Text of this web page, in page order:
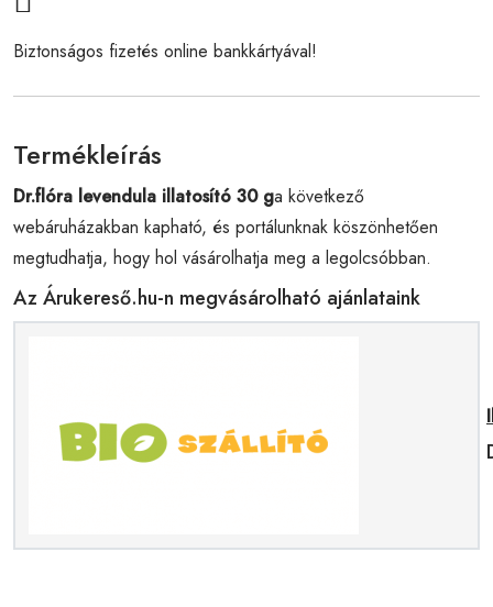
Biztonságos fizetés online bankkártyával!
Termékleírás
Dr.flóra levendula illatosító 30 ga következő
webáruházakban kapható, és portálunknak köszönhetően
megtudhatja, hogy hol vásárolhatja meg a legolcsóbban.
Az Árukereső.hu-n megvásárolható ajánlataink